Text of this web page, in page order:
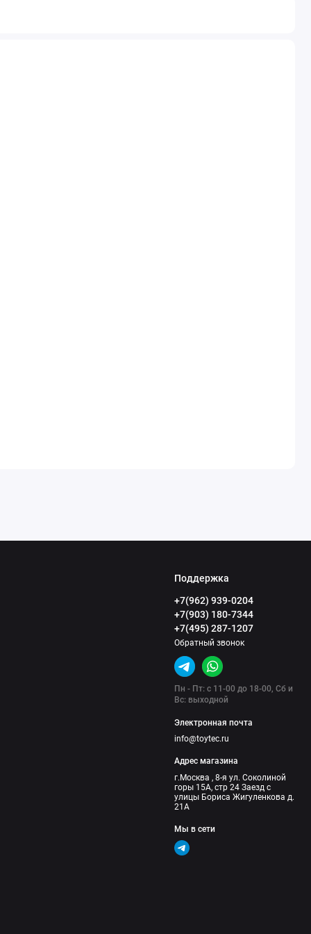
Поддержка
+7(962) 939-0204
+7(903) 180-7344
+7(495) 287-1207
Обратный звонок
Пн - Пт: с 11-00 до 18-00, Сб и
Вс: выходной
Электронная почта
info@toytec.ru
Адрес магазина
г.Москва , 8-я ул. Соколиной
горы 15А, стр 24 Заезд с
улицы Бориса Жигуленкова д.
21А
Мы в сети